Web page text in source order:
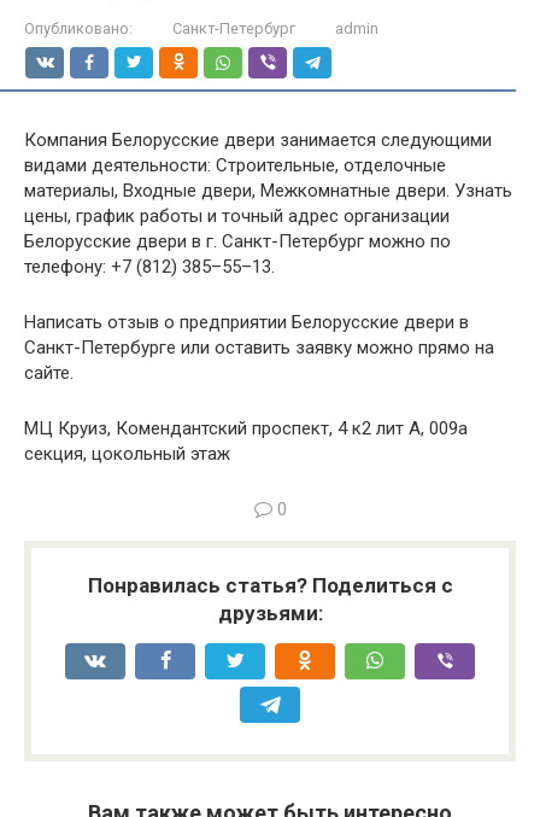
Опубликовано: Санкт-Петербург admin
Компания Белорусские двери занимается следующими
видами деятельности: Строительные, отделочные
материалы, Входные двери, Межкомнатные двери. Узнать
цены, график работы и точный адрес организации
Белорусские двери в г. Санкт-Петербург можно по
телефону: +7 (812) 385–55–13.
Написать отзыв о предприятии Белорусские двери в
Санкт-Петербурге или оставить заявку можно прямо на
сайте.
МЦ Круиз, Комендантский проспект, 4 к2 лит А, 009а
секция, цокольный этаж
0
Понравилась статья? Поделиться с
друзьями: